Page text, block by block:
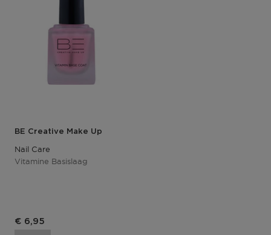
BE Creative Make Up
Nail Care
Vitamine Basislaag
Productprijs
€ 6,95